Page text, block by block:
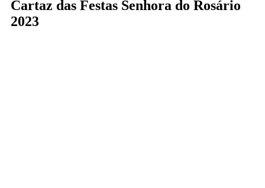
Cartaz das Festas Senhora do Rosário
2023